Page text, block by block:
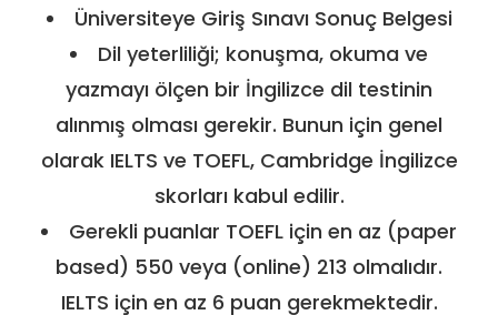
Üniversiteye Giriş Sınavı Sonuç Belgesi
Dil yeterliliği; konuşma, okuma ve
yazmayı ölçen bir İngilizce dil testinin
alınmış olması gerekir. Bunun için genel
olarak IELTS ve TOEFL, Cambridge İngilizce
skorları kabul edilir.
Gerekli puanlar TOEFL için en az (paper
based) 550 veya (online) 213 olmalıdır.
IELTS için en az 6 puan gerekmektedir.